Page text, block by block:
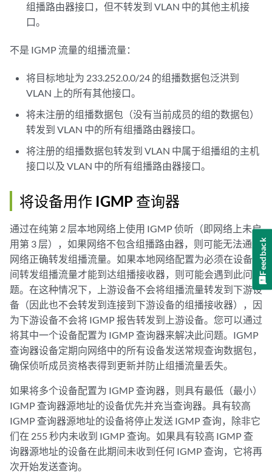
组播路由器接口，但不转发到 VLAN 中的其他主机接
口。
不是 IGMP 流量的组播流量：
将目标地址为 233.252.0.0/24 的组播数据包泛洪到
VLAN 上的所有其他接口。
将未注册的组播数据包（没有当前成员的组的数据包）
转发到 VLAN 中的所有组播路由器接口。
将注册的组播数据包转发到 VLAN 中属于组播组的主机
接口以及 VLAN 中的所有组播路由器接口。
将设备用作 IGMP 查询器
通过在纯第 2 层本地网络上使用 IGMP 侦听（即网络上未启
用第 3 层），如果网络不包含组播路由器，则可能无法通过
网络正确转发组播流量。如果本地网络配置为必须在设备之
间转发组播流量才能到达组播接收器，则可能会遇到此问
题。在这种情况下，上游设备不会将组播流量转发到下游设
备（因此也不会转发到连接到下游设备的组播接收器），因
为下游设备不会将 IGMP 报告转发到上游设备。您可以通过
将其中一个设备配置为 IGMP 查询器来解决此问题。IGMP
查询器设备定期向网络中的所有设备发送常规查询数据包，
确保侦听成员资格表得到更新并防止组播流量丢失。
如果将多个设备配置为 IGMP 查询器，则具有最低（最小）
IGMP 查询器源地址的设备优先并充当查询器。具有较高
IGMP 查询器源地址的设备将停止发送 IGMP 查询，除非它
们在 255 秒内未收到 IGMP 查询。如果具有较高 IGMP 查
询器源地址的设备在此期间未收到任何 IGMP 查询，它将再
次开始发送查询。
Feedback